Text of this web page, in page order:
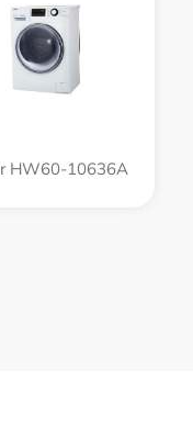
HW60-10636A